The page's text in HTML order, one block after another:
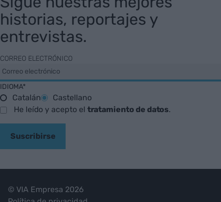
historias, reportajes y
entrevistas.
CORREO ELECTRÓNICO
IDIOMA*
Catalán
Castellano
He leído y acepto el tratamiento de datos.
Suscribirse
© VIA Empresa 2026